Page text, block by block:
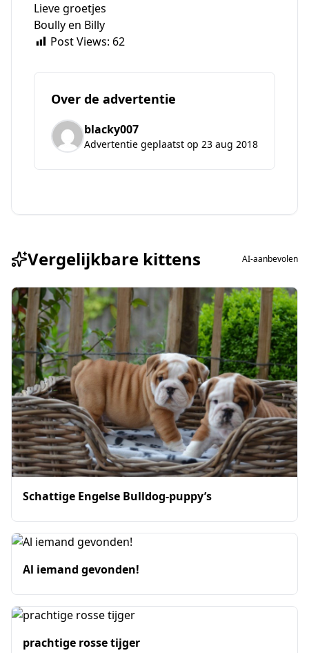
Lieve groetjes
Boully en Billy
Post Views: 62
Over de advertentie
blacky007
Advertentie geplaatst op 23 aug 2018
Vergelijkbare kittens AI-aanbevolen
Schattige Engelse Bulldog-puppy’s
Al iemand gevonden!
prachtige rosse tijger